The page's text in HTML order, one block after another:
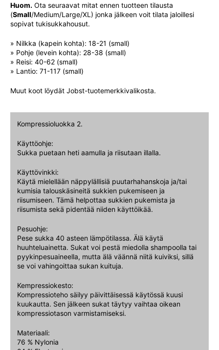
Huom. Ota seuraavat mitat ennen tuotteen tilausta
(Small/Medium/Large/XL) jonka jälkeen voit tilata jaloillesi
sopivat tukisukkahousut.
» Nilkka (kapein kohta): 18-21 (small)
» Pohje (levein kohta): 28-38 (small)
» Reisi: 40-62 (small)
» Lantio: 71-117 (small)
Muut koot löydät Jobst-tuotemerkkivalikosta.
Kompressioluokka 2.
Käyttöohje:
Sukka puetaan heti aamulla ja riisutaan illalla.
Käyttövinkki:
Käytä mielellään näppylällisiä puutarhahanskoja ja/tai
kumisia talouskäsineitä sukkien pukemiseen ja
riisumiseen. Tämä helpottaa sukkien pukemista ja
riisumista sekä pidentää niiden käyttöikää.
Pesuohje:
Pese sukka 40 asteen lämpötilassa. Älä käytä
huuhteluainetta. Sukat voi pestä miedolla shampoolla tai
pyykinpesuaineella, mutta älä väännä niitä kuiviksi, sillä
se voi vahingoittaa sukan kuituja.
Kempressiokesto:
Kompressioteho säilyy päivittäisessä käytössä kuusi
kuukautta. Sen jälkeen sukat täytyy vaihtaa oikean
kompressiotason varmistamiseksi.
Materiaali:
76 % Nylonia